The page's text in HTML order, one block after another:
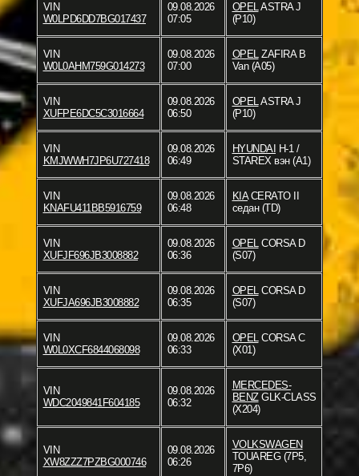
VIN
W0LPD6DD7BG017437
09.08.2026
07:05
OPELASTRA J
(P10)
VIN
W0L0AHM759G014273
09.08.2026
07:00
OPELZAFIRA B
Van (A05)
VIN
XUFPE6DC5C3016664
09.08.2026
06:50
OPELASTRA J
(P10)
VIN
KMJWWH7JP6U727418
09.08.2026
06:49
HYUNDAI H-1 /
STAREX вэн (A1)
VIN
KNAFU411BB5916759
09.08.2026
06:48
KIACERATO II
седан (TD)
VIN
XUFJF696JB3008882
09.08.2026
06:36
OPELCORSA D
(S07)
VIN
XUFJA696JB3008882
09.08.2026
06:35
OPELCORSA D
(S07)
VIN
W0L0XCF6844068098
09.08.2026
06:33
OPELCORSA C
(X01)
VIN
WDC2049841F604185
09.08.2026
06:32
MERCEDES-
BENZGLK-CLASS
(X204)
VIN
XW8ZZZ7PZBG000746
09.08.2026
06:26
VOLKSWAGEN
TOUAREG (7P5,
7P6)